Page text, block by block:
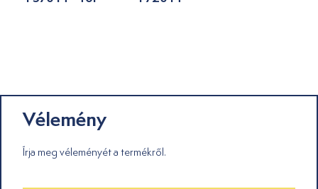
Vélemény
Írja meg véleményét a termékről.